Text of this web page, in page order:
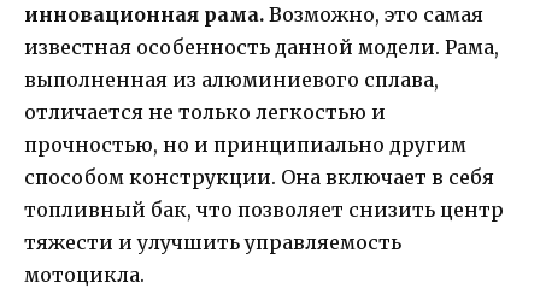
инновационная рама. Возможно, это самая
известная особенность данной модели. Рама,
выполненная из алюминиевого сплава,
отличается не только легкостью и
прочностью, но и принципиально другим
способом конструкции. Она включает в себя
топливный бак, что позволяет снизить центр
тяжести и улучшить управляемость
мотоцикла.